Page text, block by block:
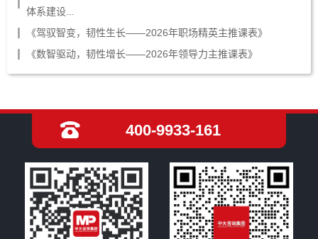
体系建设...
《驾驭智变，韧性生长——2026年职场精英主推课表》
《数智驱动，韧性增长——2026年领导力主推课表》
400-9933-161